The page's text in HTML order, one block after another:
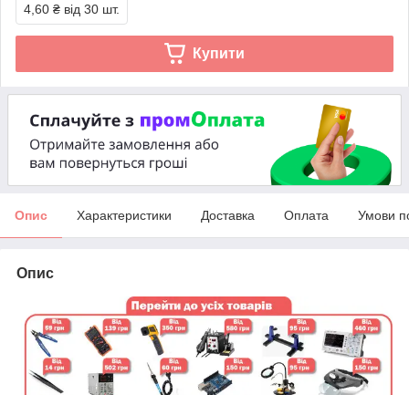
4,60 ₴ від 30 шт.
Купити
Опис Характеристики Доставка Оплата Умови
Опис